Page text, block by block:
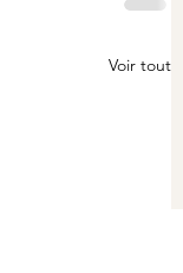
Voir tout